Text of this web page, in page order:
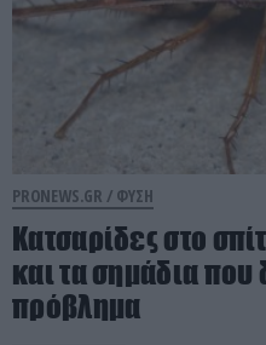
PRONEWS.GR / ΦΥΣΗ
Κατσαρίδες στο
και τα σημάδια που
πρόβλημα